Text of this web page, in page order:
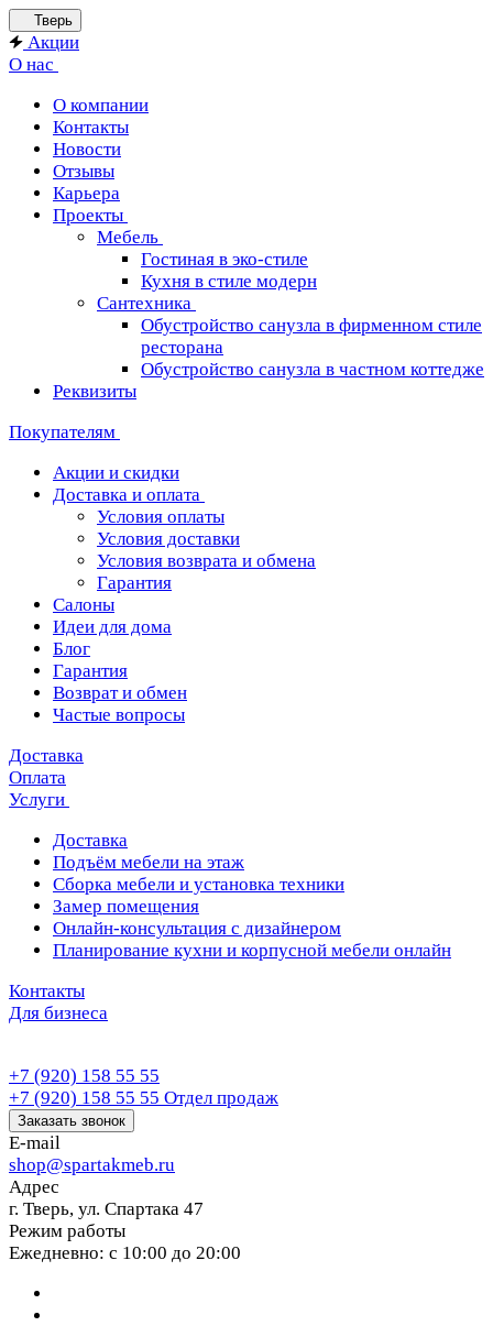
Тверь
Акции
О нас
О компании
Контакты
Новости
Отзывы
Карьера
Проекты
Мебель
Гостиная в эко-стиле
Кухня в стиле модерн
Сантехника
Обустройство санузла в фирменном стиле
ресторана
Обустройство санузла в частном коттедже
Реквизиты
Покупателям
Акции и скидки
Доставка и оплата
Условия оплаты
Условия доставки
Условия возврата и обмена
Гарантия
Салоны
Идеи для дома
Блог
Гарантия
Возврат и обмен
Частые вопросы
Доставка
Оплата
Услуги
Доставка
Подъём мебели на этаж
Сборка мебели и установка техники
Замер помещения
Онлайн-консультация с дизайнером
Планирование кухни и корпусной мебели онлайн
Контакты
Для бизнеса
+7 (920) 158 55 55
+7 (920) 158 55 55 Отдел продаж
Заказать звонок
E-mail
shop@spartakmeb.ru
Адрес
г. Тверь, ул. Спартака 47
Режим работы
Ежедневно: с 10:00 до 20:00